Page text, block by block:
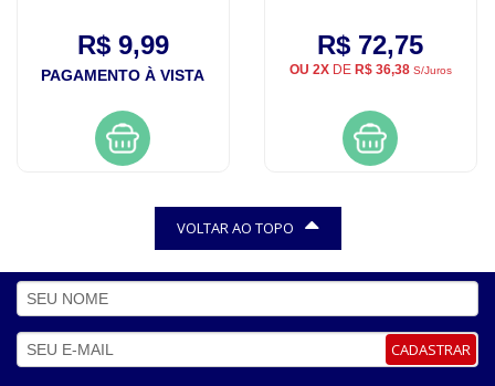
R$ 9,99
PAGAMENTO À VISTA
R$ 72,75
OU 2XDE R$ 36,38S/Juros
VOLTAR AO TOPO
CADASTRAR